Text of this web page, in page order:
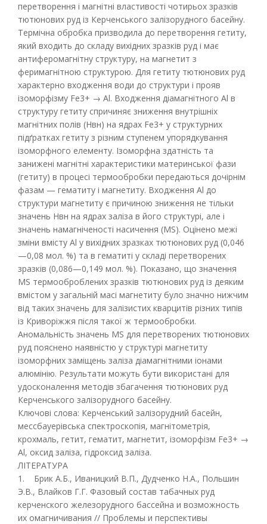
перетворення і магнітні властивості чотирьох зразків
тютюнових руд із Керченського залізорудного басейну.
Термічна обробка призводила до перетворення гетиту,
який входить до складу вихідних зразків руд і має
антиферомагнітну структуру, на магнетит з
феримагнітною структурою. Для гетиту тютюнових руд
характерно входження води до структури і прояв
ізоморфізму Fe3+ → Al. Входження діамагнітного Al в
структуру гетиту спричиняє зниження внутрішніх
магнітних полів (Нвн) на ядрах Fe3+ у структурних
підґратках гетиту з різним ступенем упорядкування
ізоморфного елементу. Ізоморфна здатність та
занижені магнітні характеристики материнської фази
(гетиту) в процесі термообробки передаються дочірнім
фазам — гематиту і магнетиту. Входження Al до
структури магнетиту є причиною зниження не тільки
значень Нвн на ядрах заліза в його структурі, але і
значень намагніченості насичення (MS). Оцінено межі
зміни вмісту Al у вихідних зразках тютюнових руд (0,046
—0,08 мол. %) та в гематиті у складі перетворених
зразків (0,086—0,149 мол. %). Показано, що значення
MS термооброблених зразків тютюнових руд із деяким
вмістом у загальній масі магнетиту було значно нижчим
від таких значень для залізистих кварцитів різних типів
із Криворіжжя після такої ж термообробки.
Аномальність значень МS для перетворених тютюнових
руд пояснено наявністю у структурі магнетиту
ізоморфних заміщень заліза діамагнітними іонами
алюмінію. Результати можуть бути використані для
удосконалення методів збагачення тютюнових руд
Керченського залізорудного басейну.
Ключові слова: Керченський залізорудний басейн,
мессбауерівська спектроскопія, магнітометрія,
крохмаль, гетит, гематит, магнетит, ізоморфізм Fe3+ →
Al, оксид заліза, гідроксид заліза.
ЛІТЕРАТУРА
1. Брик А.Б., Иваницкий В.П., Дудченко Н.А., Польшин
Э.В., Влайков Г.Г. Фазовый состав табачных руд
керченского железорудного бассейна и возможность
их омагничивания // Проблемы и перспективы